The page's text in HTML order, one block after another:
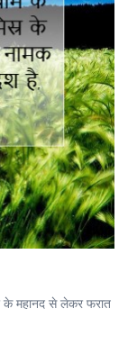
के महानद से लेकर फरात